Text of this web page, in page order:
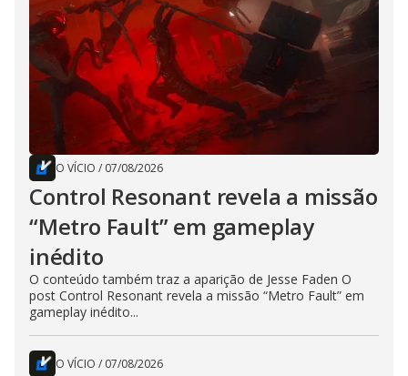
O VÍCIO / 07/08/2026
Control Resonant revela a missão
“Metro Fault” em gameplay
inédito
O conteúdo também traz a aparição de Jesse Faden O
post Control Resonant revela a missão “Metro Fault” em
gameplay inédito...
O VÍCIO / 07/08/2026